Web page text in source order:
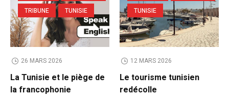
TRIBUNE
TUNISIE
26 MARS 2026
La Tunisie et le piège de
la francophonie
TUNISIE
12 MARS 2026
Le tourisme tunisien
redécolle